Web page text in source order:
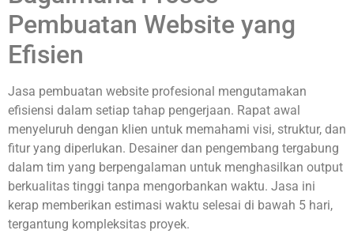
Pembuatan Website yang
Efisien
Jasa pembuatan website profesional mengutamakan
efisiensi dalam setiap tahap pengerjaan. Rapat awal
menyeluruh dengan klien untuk memahami visi, struktur, dan
fitur yang diperlukan. Desainer dan pengembang tergabung
dalam tim yang berpengalaman untuk menghasilkan output
berkualitas tinggi tanpa mengorbankan waktu. Jasa ini
kerap memberikan estimasi waktu selesai di bawah 5 hari,
tergantung kompleksitas proyek.